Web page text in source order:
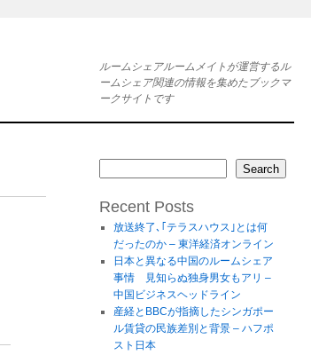
ルームシェアルームメイトが運営するル
ームシェア関連の情報を集めたブックマ
ークサイトです
Search
Recent Posts
放送終了､｢テラスハウス｣とは何
だったのか – 東洋経済オンライン
日本と異なる中国のルームシェア
事情 見知らぬ独身男女もアリ –
中国ビジネスヘッドライン
産経とBBCが指摘したシンガポー
ル賃貸の民族差別と背景 – ハフポ
スト日本